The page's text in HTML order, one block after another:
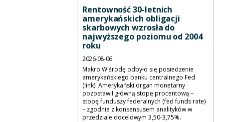
Rentowność 30-letnich
amerykańskich obligacji
skarbowych wzrosła do
najwyższego poziomu od 2004
roku
2026-08-06
Makro W środę odbyło się posiedzenie
amerykańskiego banku centralnego Fed
(link). Amerykański organ monetarny
pozostawił główną stopę procentową –
stopę funduszy federalnych (fed funds rate)
– zgodnie z konsensusem analityków w
przedziale docelowym 3,50-3,75%.